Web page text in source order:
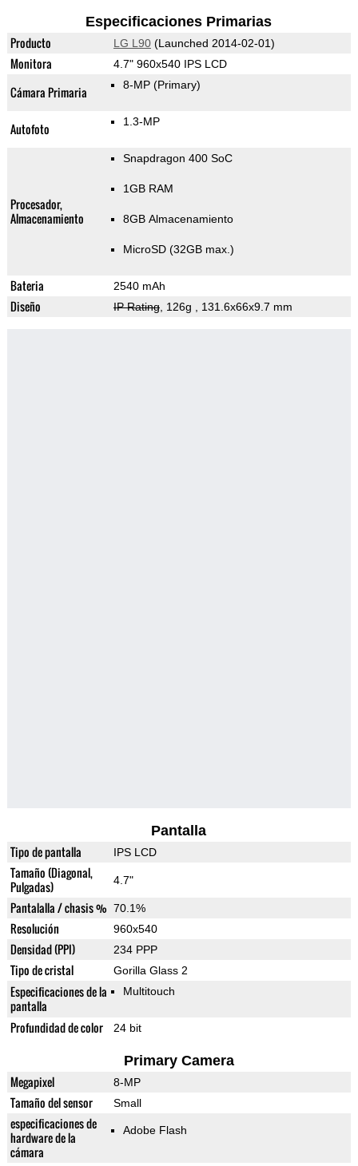
Especificaciones Primarias
Producto LG L90(Launched 2014-02-01)
Monitora 4.7" 960x540 IPS LCD
Cámara Primaria 8-MP (Primary)
Autofoto 1.3-MP
Procesador,
Almacenamiento
Snapdragon 400 SoC
1GB RAM
8GB Almacenamiento
MicroSD (32GB max.)
Bateria 2540 mAh
Diseño IP Rating, 126g , 131.6x66x9.7 mm
Pantalla
Tipo de pantalla IPS LCD
Tamaño (Diagonal,
Pulgadas)
4.7"
Pantalalla / chasis % 70.1%
Resolución 960x540
Densidad (PPI) 234 PPP
Tipo de cristal Gorilla Glass 2
Especificaciones de la
pantalla
Multitouch
Profundidad de color 24 bit
Primary Camera
Megapixel 8-MP
Tamaño del sensor Small
especificaciones de
hardware de la
cámara
Adobe Flash